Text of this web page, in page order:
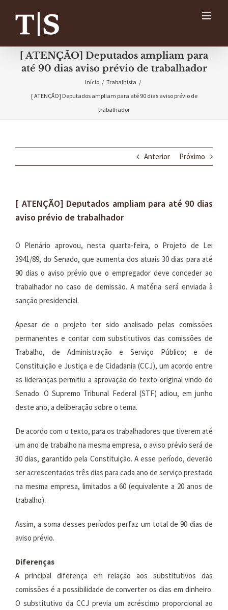
conteúdo
[ ATENÇÃO] Deputados ampliam para
até 90 dias aviso prévio de trabalhador
Início / Trabalhista /
[ ATENÇÃO] Deputados ampliam para até 90 dias aviso prévio de
trabalhador
Anterior Próximo
[ ATENÇÃO] Deputados ampliam para até 90 dias
aviso prévio de trabalhador
O Plenário aprovou, nesta quarta-feira, o Projeto de Lei
3941/89, do Senado, que aumenta dos atuais 30 dias para até
90 dias o aviso prévio que o empregador deve conceder ao
trabalhador no caso de demissão. A matéria será enviada à
sanção presidencial.
Apesar de o projeto ter sido analisado pelas comissões
permanentes e contar com substitutivos das comissões de
Trabalho, de Administração e Serviço Público; e de
Constituição e Justiça e de Cidadania (CCJ), um acordo entre
as lideranças permitiu a aprovação do texto original vindo do
Senado. O Supremo Tribunal Federal (STF) adiou, em junho
deste ano, a deliberação sobre o tema.
De acordo com o texto, para os trabalhadores que tiverem até
um ano de trabalho na mesma empresa, o aviso prévio será de
30 dias, garantido pela Constituição. A esse período, deverão
ser acrescentados três dias para cada ano de serviço prestado
na mesma empresa, limitados a 60 (equivalente a 20 anos de
trabalho).
Assim, a soma desses períodos perfaz um total de 90 dias de
aviso prévio.
Diferenças
A principal diferença em relação aos substitutivos das
comissões é a possibilidade de converter os dias em dinheiro.
O substitutivo da CCJ previa um acréscimo proporcional ao